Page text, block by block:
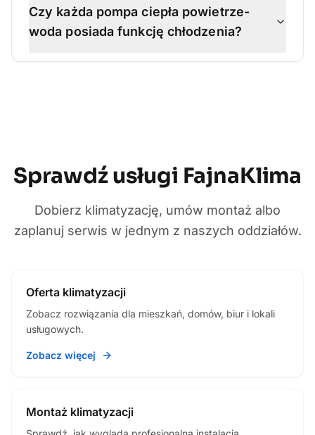
Czy każda pompa ciepła powietrze-
woda posiada funkcję chłodzenia?
Sprawdź usługi FajnaKlima
Dobierz klimatyzację, umów montaż albo
zaplanuj serwis w jednym z naszych oddziałów.
Oferta klimatyzacji
Zobacz rozwiązania dla mieszkań, domów, biur i lokali
usługowych.
Zobacz więcej
Montaż klimatyzacji